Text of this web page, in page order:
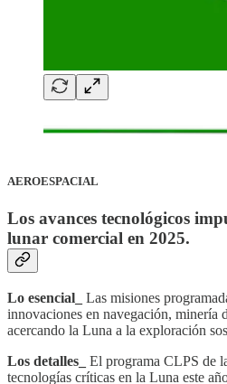
AEROESPACIAL
Los avances tecnológicos
lunar comercial en 2025.
Lo esencial_ Las misiones
innovaciones en navegación, minería
acercando la Luna a la exploración
Los detalles_ El programa CLPS de
tecnologías críticas en la Luna este